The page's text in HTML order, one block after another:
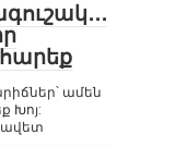
ամեն
Խոյ: